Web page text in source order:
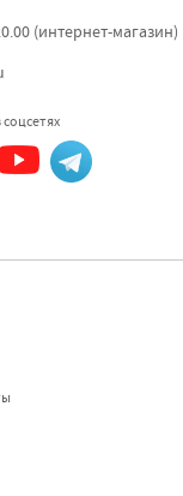
(интернет-магазин)